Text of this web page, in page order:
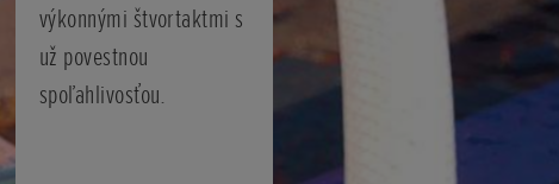
výkonnými štvortaktmi s
už povestnou
spoľahlivosťou.